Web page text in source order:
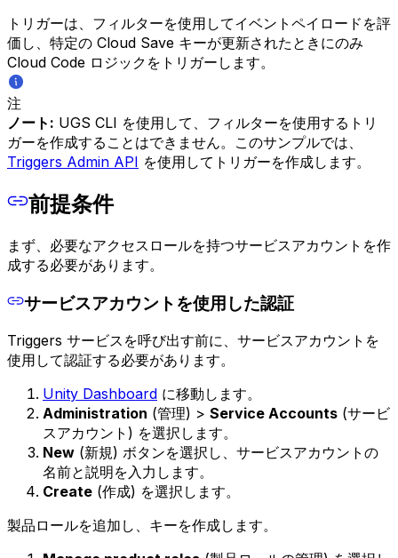
トリガーは、フィルターを使用してイベントペイロードを評
価し、特定の Cloud Save キーが更新されたときにのみ
Cloud Code ロジックをトリガーします。
注
ノート: UGS CLI を使用して、フィルターを使用するトリ
ガーを作成することはできません。このサンプルでは、
Triggers Admin API を使用してトリガーを作成します。
前提条件
まず、必要なアクセスロールを持つサービスアカウントを作
成する必要があります。
サービスアカウントを使用した認証
Triggers サービスを呼び出す前に、サービスアカウントを
使用して認証する必要があります。
Unity Dashboard に移動します。
Administration (管理) > Service Accounts (サービ
スアカウント) を選択します。
New (新規) ボタンを選択し、サービスアカウントの
名前と説明を入力します。
Create (作成) を選択します。
製品ロールを追加し、キーを作成します。